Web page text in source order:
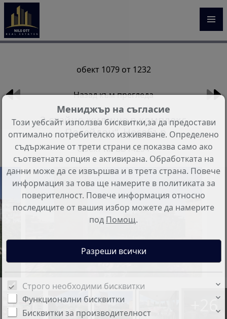
обект 1079 от 1232
Назад към прегледа
3-стайно жилище в комплекс
„Посейдон“, Несебър
Обект №: BD14254
+26
Мениджър на съгласие
Този уебсайт използва бисквитки,за да предостави
оптимално потребителско изживяване. Определено
съдържание от трети страни се показва само ако
съответната опция е активирана. Обработката на
данни може да се извършва и в трета страна. Повече
информация за това ще намерите в политиката за
поверителност. Повече информация относно
последиците от вашия избор можете да намерите
под Помощ.
Строго необходими бисквитки
Функционални бисквитки
Бисквитки за производителност